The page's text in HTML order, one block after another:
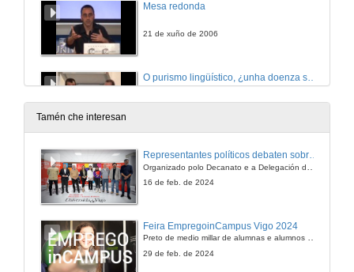
Mesa redonda
21 de xuño de 2006
21 de xuño de 2006
Tamén che interesan
Representantes políticos debaten sobre educación e xuventude no campus de Pontevedra
16 de feb. de 2024
Feira EmpregoinCampus Vigo 2024
Preto de medio millar de alumnas e alumnos buscan coñecer máis de preto as oportunidades que lles achegan as arredor de medio cento de empresas que participan na edición viguesa da feira. Xunto coa visita aos stands, durante a feria desenvólvense varias actividades complementarias, como obradoiros, conversas, mesas redondas ou o pasaporte de empregabilidade, un espazo no que poderán recibir asesoramento sobre o seu CV.
29 de feb. de 2024